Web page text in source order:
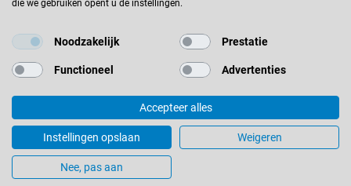
© 2026 Leitz GmbH & Co. KG
Colofon
Contact Privacyverklaring
Algemene voorwaarden
Cookie instellingen
die we gebruiken opent u de instellingen.
Noodzakelijk Prestatie
Functioneel Advertenties
Accepteer alles
Instellingen opslaan Weigeren
Nee, pas aan